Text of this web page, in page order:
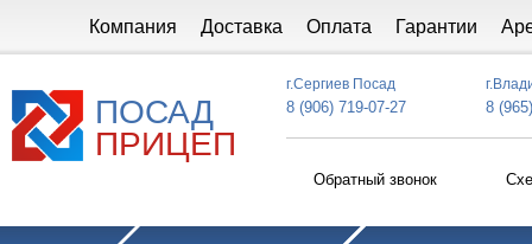
Компания Доставка Оплата Гарантии
ПОСАД
ПРИЦЕП
г.Сергиев Посад
8 (906) 719-07-27 8
Обратный звонок